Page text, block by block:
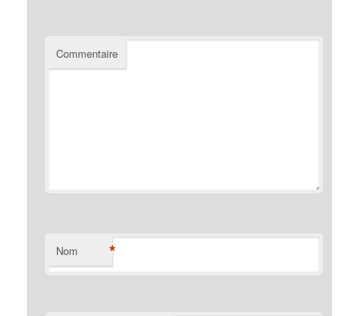
Commentaire
Nom *